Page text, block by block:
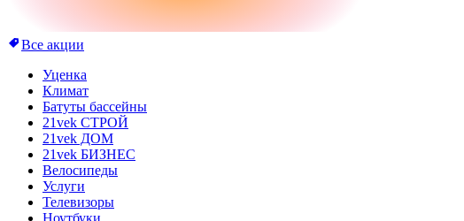
Все акции
Уценка
Климат
Батуты бассейны
21vek СТРОЙ
21vek ДОМ
21vek БИЗНЕС
Велосипеды
Услуги
Телевизоры
Ноутбуки